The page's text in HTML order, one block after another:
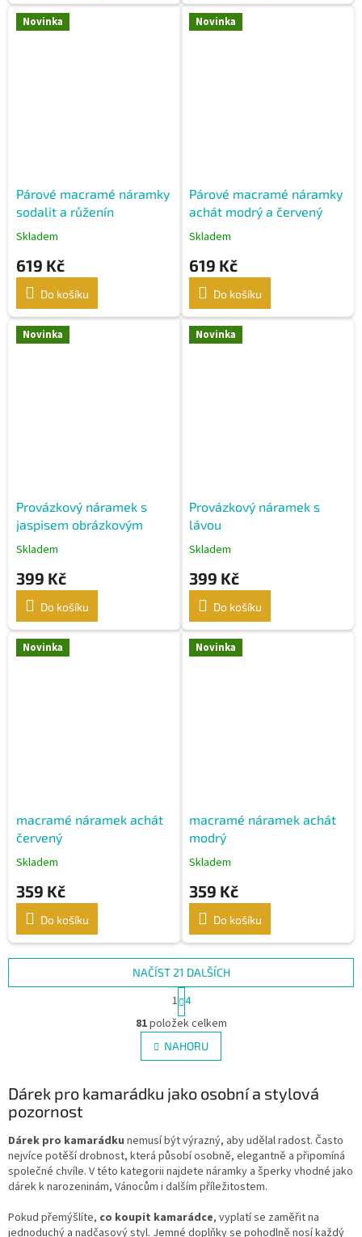
Novinka
Párové macramé náramky
sodalit a růženín
Skladem
619 Kč
Do košíku
Novinka
Párové macramé náramky
achát modrý a červený
Skladem
619 Kč
Do košíku
Novinka
Provázkový náramek s
jaspisem obrázkovým
Skladem
399 Kč
Do košíku
Novinka
Provázkový náramek s
lávou
Skladem
399 Kč
Do košíku
Novinka
macramé náramek achát
červený
Skladem
359 Kč
Do košíku
Novinka
macramé náramek achát
modrý
Skladem
359 Kč
Do košíku
O
v
l
á
a
p
r
v
k
v
ý
NAČÍST 21 DALŠÍCH
S
t
r
á
n
k
v
á
1 4
81položek celkem
NAHORU
Dárek pro kamarádku jako osobní a stylová
pozornost
Dárek pro kamarádku nemusí být výrazný, aby udělal radost. Často
nejvíce potěší drobnost, která působí osobně, elegantně a připomíná
společné chvíle. V této kategorii najdete náramky a šperky vhodné jako
dárek k narozeninám, Vánocům i dalším příležitostem.
Pokud přemýšlíte, co koupit kamarádce, vyplatí se zaměřit na
jednoduchý a nadčasový styl. Jemné doplňky se pohodlně nosí každý